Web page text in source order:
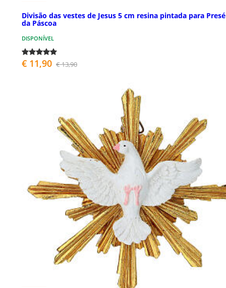
Divisão das vestes de Jesus 5 cm resina pintada para
da Páscoa
DISPONÍVEL
€ 11,90 € 13,90